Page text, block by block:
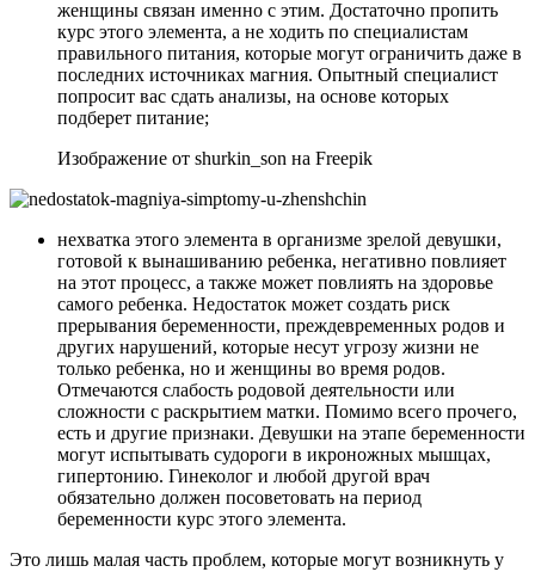
женщины связан именно с этим. Достаточно пропить
курс этого элемента, а не ходить по специалистам
правильного питания, которые могут ограничить даже в
последних источниках магния. Опытный специалист
попросит вас сдать анализы, на основе которых
подберет питание;
Изображение от shurkin_son на Freepik
нехватка этого элемента в организме зрелой девушки,
готовой к вынашиванию ребенка, негативно повлияет
на этот процесс, а также может повлиять на здоровье
самого ребенка. Недостаток может создать риск
прерывания беременности, преждевременных родов и
других нарушений, которые несут угрозу жизни не
только ребенка, но и женщины во время родов.
Отмечаются слабость родовой деятельности или
сложности с раскрытием матки. Помимо всего прочего,
есть и другие признаки. Девушки на этапе беременности
могут испытывать судороги в икроножных мышцах,
гипертонию. Гинеколог и любой другой врач
обязательно должен посоветовать на период
беременности курс этого элемента.
Это лишь малая часть проблем, которые могут возникнуть у